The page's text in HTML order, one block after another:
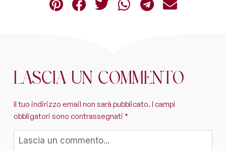
Lascia un commento
Il tuo indirizzo email non sarà pubblicato. I campi
obbligatori sono contrassegnati *